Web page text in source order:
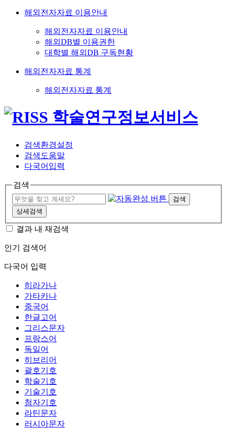
해외전자자료 이용안내
해외전자자료 이용안내
해외DB별 이용권한
대학별 해외DB 구독현황
해외전자자료 통계
해외전자자료 통계
검색환경설정
검색도움말
다국어입력
검색
검색
상세검색
결과 내 재검색
인기 검색어
다국어 입력
히라가나
가타카나
중국어
한글고어
그리스문자
프랑스어
독일어
히브리어
괄호기호
학술기호
기술기호
첨자기호
라틴문자
러시아문자